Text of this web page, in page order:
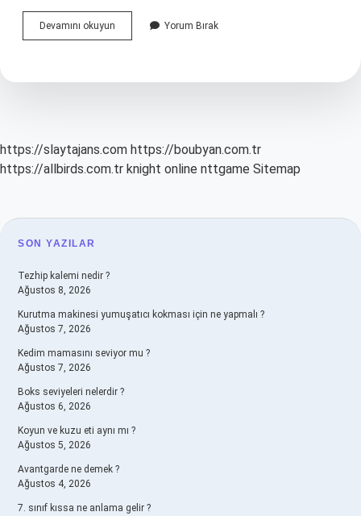
Devamını okuyun Büzüşme
Ses
Yorum Bırak
https://slaytajans.com https://boubyan.com.tr
https://allbirds.com.tr knight online nttgame Sitemap
SIDEBAR
SON YAZILAR
Tezhip kalemi nedir ?
Ağustos 8, 2026
Kurutma makinesi yumuşatıcı kokması için ne yapmalı ?
Ağustos 7, 2026
Kedim mamasını seviyor mu ?
Ağustos 7, 2026
Boks seviyeleri nelerdir ?
Ağustos 6, 2026
Koyun ve kuzu eti aynı mı ?
Ağustos 5, 2026
Avantgarde ne demek ?
Ağustos 4, 2026
7. sınıf kıssa ne anlama gelir ?